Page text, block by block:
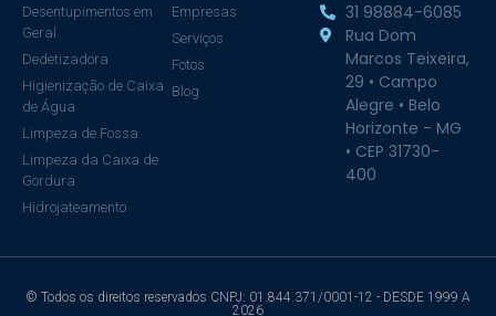
Desentupimentos em
Geral
Dedetizadora
Higienização de Caixa
de Água
Limpeza de Fossa
Limpeza da Caixa de
Gordura
Hidrojateamento
Empresas
Serviços
Fotos
Blog
31 98884-6085
Rua Dom
Marcos Teixeira,
29 • Campo
Alegre • Belo
Horizonte - MG
• CEP 31730-
400
© Todos os direitos reservados CNPJ: 01.844.371/0001-12 - DESDE 1999 A
2026